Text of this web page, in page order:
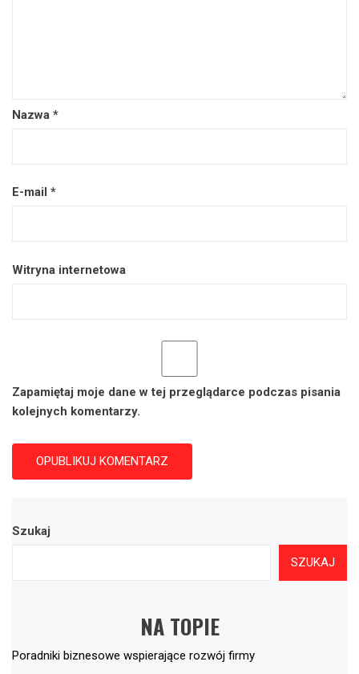
Nazwa *
E-mail *
Witryna internetowa
Zapamiętaj moje dane w tej przeglądarce podczas pisania
kolejnych komentarzy.
Szukaj
SZUKAJ
NA TOPIE
Poradniki biznesowe wspierające rozwój firmy